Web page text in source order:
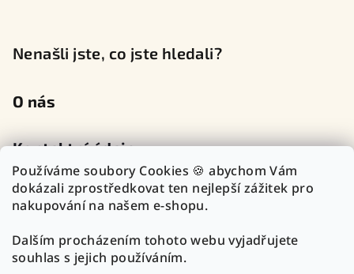
Používáme soubory Cookies 🍪 abychom Vám
dokázali zprostředkovat ten nejlepší zážitek pro
nakupování na našem e-shopu.
Dalším procházením tohoto webu vyjadřujete
souhlas s jejich používáním.
Nenašli jste, co jste hledali?
O nás
Kontaktní údaje